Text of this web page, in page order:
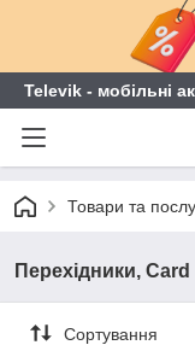
Televik - мобільні
Товари та
Перехідники,
Сортування